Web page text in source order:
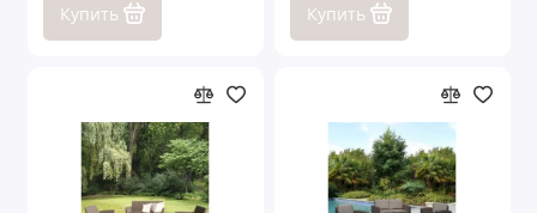
Купить Купить